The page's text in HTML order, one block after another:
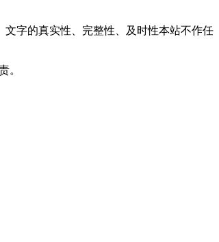
字的真实性、完整性、及时性本站不作任
。